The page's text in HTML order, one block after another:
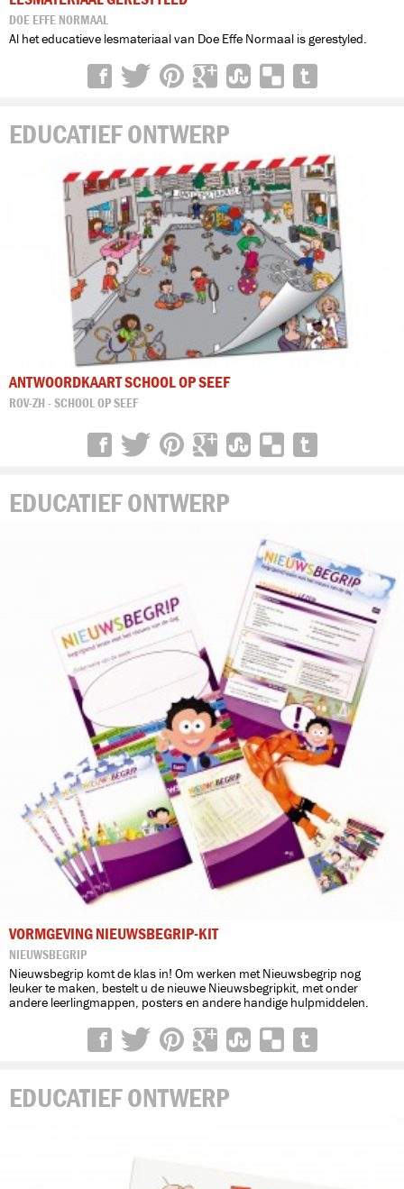
DOE EFFE NORMAAL
Al het educatieve lesmateriaal van Doe Effe Normaal is gerestyled.
EDUCATIEF ONTWERP
ANTWOORDKAART SCHOOL OP SEEF
ROV-ZH - SCHOOL OP SEEF
EDUCATIEF ONTWERP
VORMGEVING NIEUWSBEGRIP-KIT
NIEUWSBEGRIP
Nieuwsbegrip komt de klas in! Om werken met Nieuwsbegrip nog
leuker te maken, bestelt u de nieuwe Nieuwsbegripkit, met onder
andere leerlingmappen, posters en andere handige hulpmiddelen.
EDUCATIEF ONTWERP